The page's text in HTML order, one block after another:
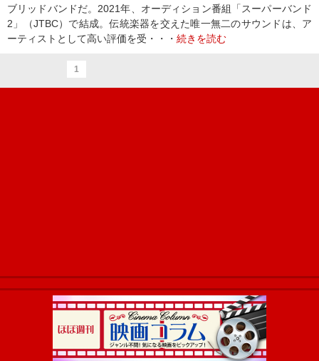
ブリッドバンドだ。2021年、オーディション番組「スーパーバンド
2」（JTBC）で結成。伝統楽器を交えた唯一無二のサウンドは、ア
ーティストとして高い評価を受・・・ 続きを読む
1